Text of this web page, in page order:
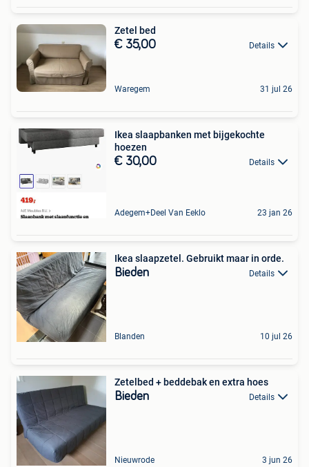
Zetel bed
€ 35,00 Details
Waregem 31 jul 26
Ikea slaapbanken met bijgekochte
hoezen
€ 30,00 Details
Adegem+Deel Van Eeklo 23 jan 26
Ikea slaapzetel. Gebruikt maar in orde.
Bieden Details
Blanden 10 jul 26
Zetelbed + beddebak en extra hoes
Bieden Details
Nieuwrode 3 jun 26